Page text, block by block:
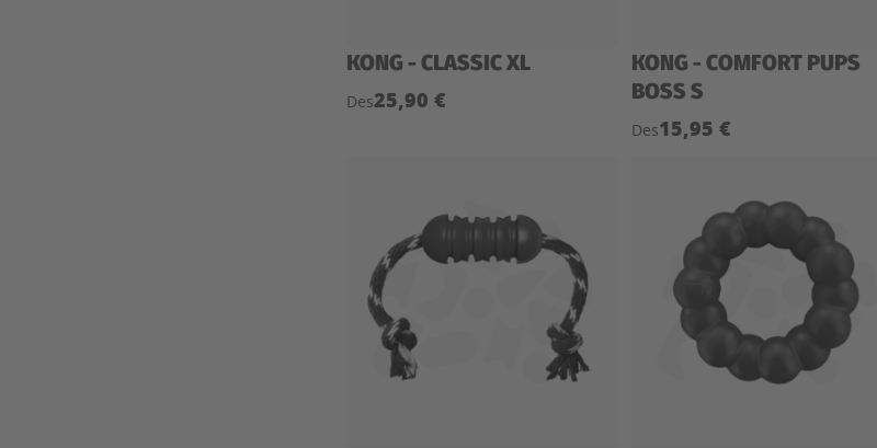
KONG - CLASSIC XL
Des25,90 €
KONG - COMFORT PUPS
BOSS S
Des15,95 €